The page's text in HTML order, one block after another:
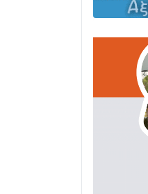
Σε
του
Σε φουλ
Άγιος
03/08 • 11:11
Με
Σωτήρος